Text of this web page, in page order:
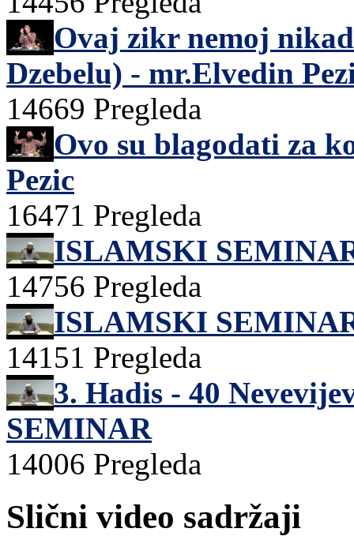
Ovaj zikr nemoj
Dzebelu) - mr.Elvedin
14669 Pregleda
Ovo su blagodati za
Pezic
16471 Pregleda
ISLAMSKI
14756 Pregleda
ISLAMSKI
14151 Pregleda
3. Hadis - 40
SEMINAR
14006 Pregleda
Slični video sadržaji